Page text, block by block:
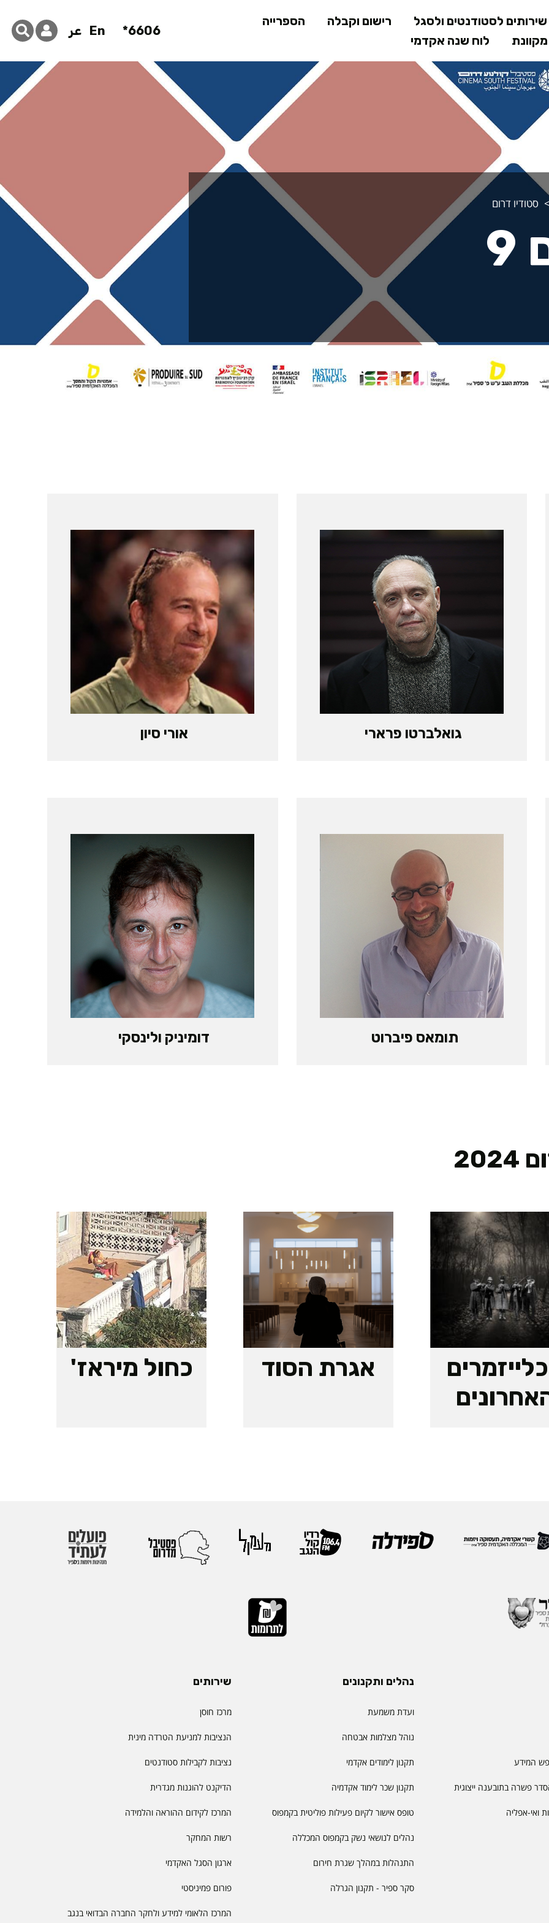
לתוכן
המרכזי
לסטודנטים ולסגל רישום וקבלה
הספרייה
לוח שנה אקדמי
6606*
En عر
סטודיו דרום
גואלברטו פרארי אורי סיון
תומאס פיברוט דומיניק ולינסקי
אגרת הסוד כחול מיראז'
המידע
פשרה בתובענה ייצוגית
ואי-אפליה
נהלים ותקנונים
ועדת משמעת
נוהל מצלמות אבטחה
תקנון לימודים אקדמי
תקנון שכר לימוד אקדמיה
טופס אישור לקיום פעילות פוליטית בקמפוס
נהלים לנושאי נשק בקמפוס המכללה
התנהלות במהלך שגרת חירום
סקר ספיר - תקנון הגרלה
שירותים
מרכז חוסן
הנציבות למניעת הטרדה מינית
נציבות לקבילות סטודנטים
הדיקנט להוגנות מגדרית
המרכז לקידום ההוראה והלמידה
רשות המחקר
ארגון הסגל האקדמי
פורום פמיניסטי
המרכז הלאומי למידע ולחקר החברה הבדואי בנגב